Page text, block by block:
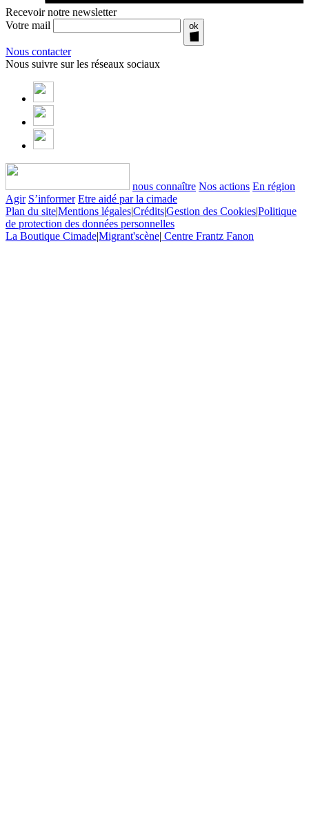
Recevoir notre newsletter
Votre mail
ok
Nous contacter
Nous suivre sur les réseaux sociaux
nous connaître Nos actions En région
Agir S’informer Etre aidé par la cimade
Plan du site|Mentions légales|Crédits|Gestion des Cookies|Politique
de protection des données personnelles
La Boutique Cimade|Migrant'scène| Centre Frantz Fanon